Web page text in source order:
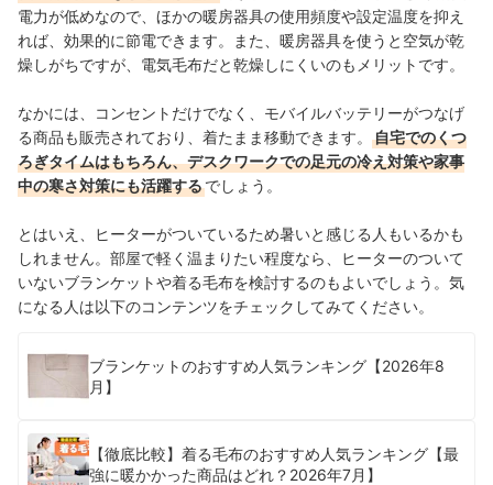
電力が低めなので、ほかの暖房器具の使用頻度や設定温度を抑え
れば、効果的に節電できます。また、暖房器具を使うと空気が乾
燥しがちですが、電気毛布だと乾燥しにくいのもメリットです。
なかには、コンセントだけでなく、モバイルバッテリーがつなげ
る商品も販売されており、着たまま移動できます。
自宅でのくつ
ろぎタイムはもちろん、デスクワークでの足元の冷え対策や家事
中の寒さ対策にも活躍するでしょう。
とはいえ、ヒーターがついているため暑いと感じる人もいるかも
しれません。部屋で軽く温まりたい程度なら、ヒーターのついて
いないブランケットや着る毛布を検討するのもよいでしょう。気
になる人は以下のコンテンツをチェックしてみてください。
ブランケットのおすすめ人気ランキング【2026年8
月】
【徹底比較】着る毛布のおすすめ人気ランキング【最
強に暖かかった商品はどれ？2026年7月】